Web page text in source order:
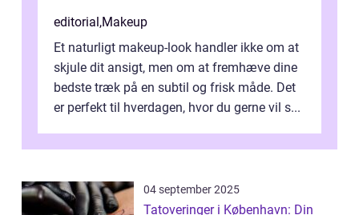
editorial,Makeup
Et naturligt makeup-look handler ikke om at
skjule dit ansigt, men om at fremhæve dine
bedste træk på en subtil og frisk måde. Det
er perfekt til hverdagen, hvor du gerne vil s...
04 september 2025
Tatoveringer i København: Din